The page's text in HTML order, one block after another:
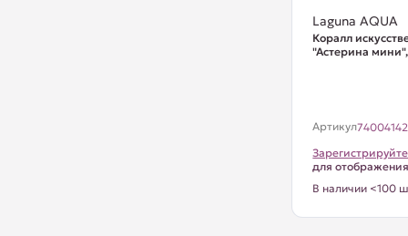
Laguna AQUA
Коралл
"Астерина
Артикул74004142
для
В наличии <100